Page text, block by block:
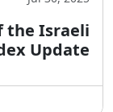
the Israeli
Update